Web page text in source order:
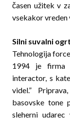
ča­sen užitek v
vsekakor vreden
Silni suvalni
Tehnologija
1994 je firma
interactor, s
videl.”
basovske tone
sleherni